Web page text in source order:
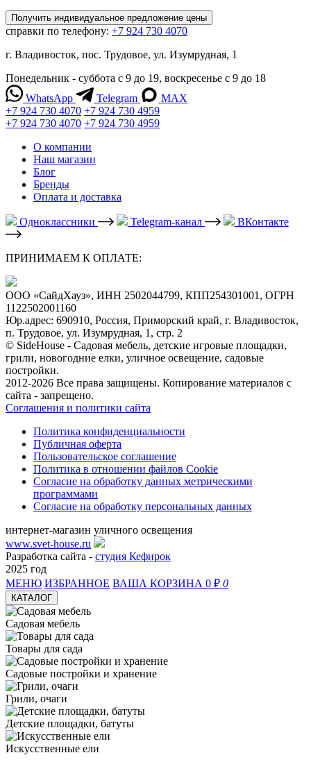
Получить индивидуальное предложение цены
справки по телефону: +7 924 730 4070
г. Владивосток, пос. Трудовое, ул. Изумрудная, 1
Понедельник - суббота с 9 до 19, воскресенье с 9 до 18
WhatsApp
Telegram
MAX
+7 924 730 4070 +7 924 730 4959
+7 924 730 4070 +7 924 730 4959
О компании
Наш магазин
Блог
Бренды
Оплата и доставка
Одноклассники Telegram-канал ВКонтакте
ПРИНИМАЕМ К ОПЛАТЕ:
ООО «СайдХауз», ИНН 2502044799, КПП254301001, ОГРН
1122502001160
Юр.адрес: 690910, Россия, Приморский край, г. Владивосток,
п. Трудовое, ул. Изумрудная, 1, стр. 2
© SideHouse - Садовая мебель, детские игровые площадки,
грили, новогодние елки, уличное освещение, садовые
постройки.
2012-2026 Все права защищены. Копирование материалов с
сайта - запрещено.
Соглашения и политики сайта
Политика конфиденциальности
Публичная оферта
Пользовательское соглашение
Политика в отношении файлов Cookie
Согласие на обработку данных метрическими
программами
Согласие на обработку персональных данных
интернет-магазин уличного освещения
www.svet-house.ru
Разработка сайта - студия Кефирок
2025 год
МЕНЮ ИЗБРАННОЕ ВАША КОРЗИНА 0 ₽ 0
КАТАЛОГ
Садовая мебель
Товары для сада
Садовые постройки и хранение
Грили, очаги
Детские площадки, батуты
Искусственные ели